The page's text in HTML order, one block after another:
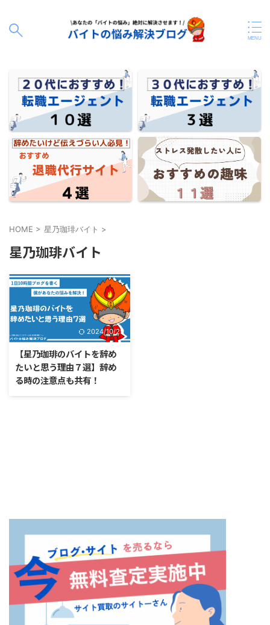
HOME > 星乃珈琲バイト >
星乃珈琲バイト
2024/10/25
【星乃珈琲のバイトを辞め
たいと思う理由７選】辞め
る時の注意点も共有！